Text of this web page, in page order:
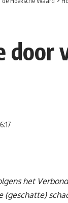
door
het
(geschatte)